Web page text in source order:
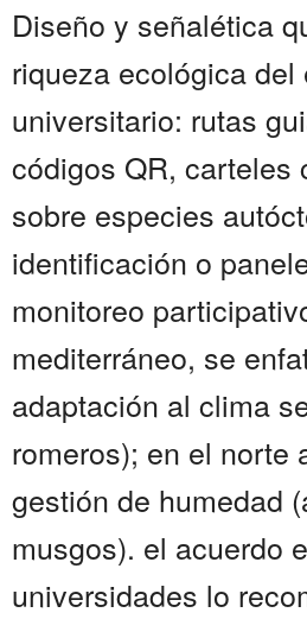
Diseño y señalética
riqueza ecológica del
universitario: rutas
códigos QR, carteles
sobre especies
identificación o
monitoreo
mediterráneo, se
adaptación al clima
romeros); en el norte
gestión de humedad
musgos). el acuerdo
universidades lo